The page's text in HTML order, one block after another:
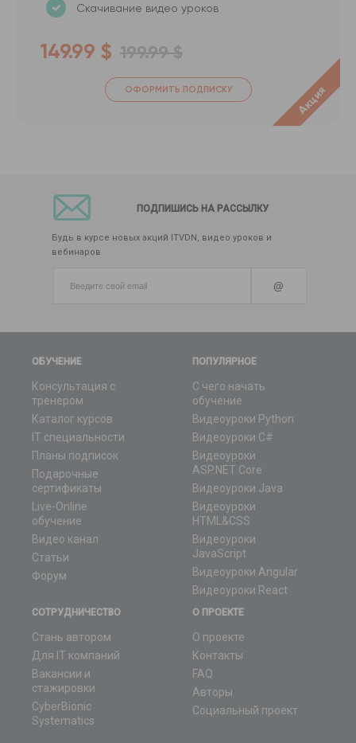
Скачивание видео уроков
149.99 $ 199.99 $
ОФОРМИТЬ ПОДПИСКУ Акция
ОБУЧЕНИЕ
Консультация с
тренером
Каталог курсов
IT специальности
Планы подписок
Подарочные
сертификаты
Live-Online
обучение
Видео канал
Статьи
Форум
ПОПУЛЯРНОЕ
С чего начать
обучение
Видеоуроки Python
Видеоуроки C#
Видеоуроки
ASP.NET Core
Видеоуроки Java
Видеоуроки
HTML&CSS
Видеоуроки
JavaScript
Видеоуроки Angular
Видеоуроки React
СОТРУДНИЧЕСТВО
Стань автором
Для IT компаний
Вакансии и
стажировки
CyberBionic
Systematics
О ПРОЕКТЕ
О проекте
Контакты
FAQ
Авторы
Социальный проект
ПОДПИШИСЬ НА РАССЫЛКУ
Будь в курсе новых акций ITVDN, видео уроков и
вебинаров
@